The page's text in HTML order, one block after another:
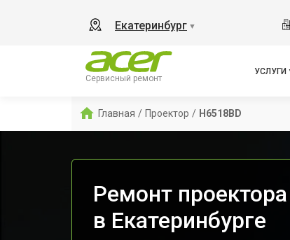
Екатеринбург ▼
Сервисный ремонт
УСЛУГИ
Главная / Проектор / H6518BD
Ремонт
в Екатеринбурге